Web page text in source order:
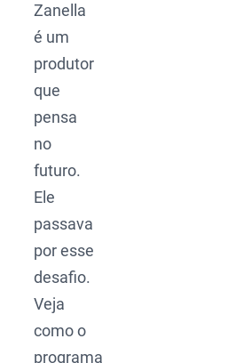
Zanella
é um
produtor
que
pensa
no
futuro.
Ele
passava
por esse
desafio.
Veja
como o
programa